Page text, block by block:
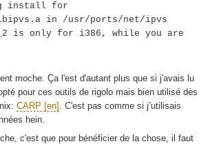
install for
in /usr/ports/net/ipvs
is only for i386, while you are
moche. Ça l'est d'autant plus que si j'avais lu
pour ces outils de rigolo mais bien utilisé dès
CARP
. C'est pas comme si j’utilisais
hein.
c'est que pour bénéficier de la chose, il faut